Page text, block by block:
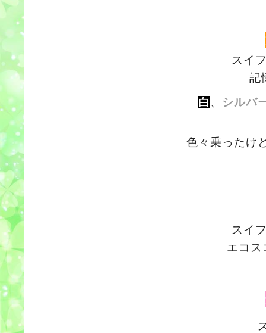
スイ
記
白 、 シルバ
色々乗ったけ
スイ
エコス